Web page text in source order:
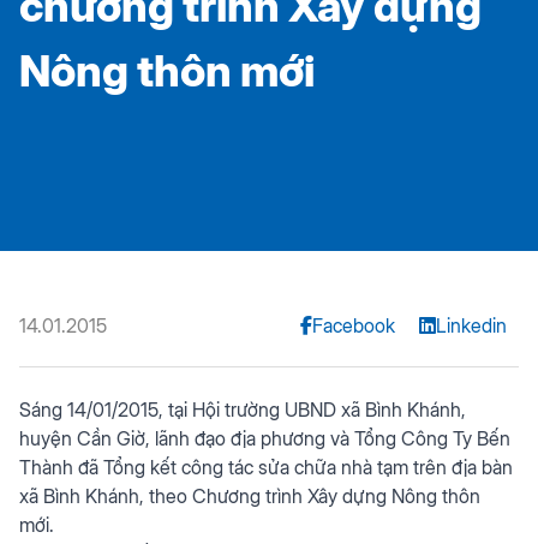
Nông thôn mới
14.01.2015 Facebook Linkedin
Sáng 14/01/2015, tại Hội trường UBND xã Bình Khánh,
huyện Cần Giờ, lãnh đạo địa phương và Tổng Công Ty Bến
Thành đã Tổng kết công tác sửa chữa nhà tạm trên địa bàn
xã Bình Khánh, theo Chương trình Xây dựng Nông thôn
mới.